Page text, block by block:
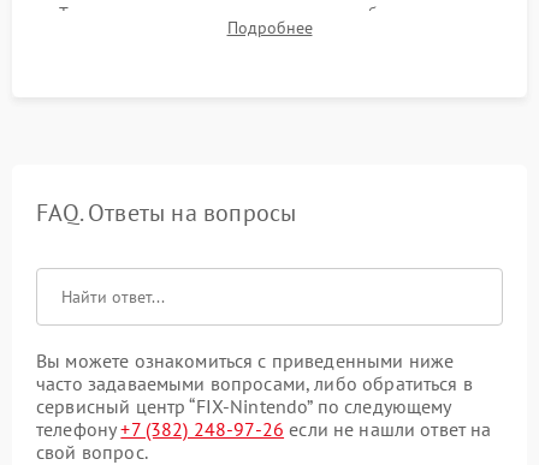
Тестирование привода, синхронизации беспроводных
геймпадов, выхода в сеть и выдачи изображения без
Подробнее
FAQ. Ответы на вопросы
Вы можете ознакомиться с приведенными ниже
часто задаваемыми вопросами, либо обратиться в
сервисный центр “FIX-Nintendo” по следующему
телефону+7 (382) 248-97-26 если не нашли ответ на
свой вопрос.